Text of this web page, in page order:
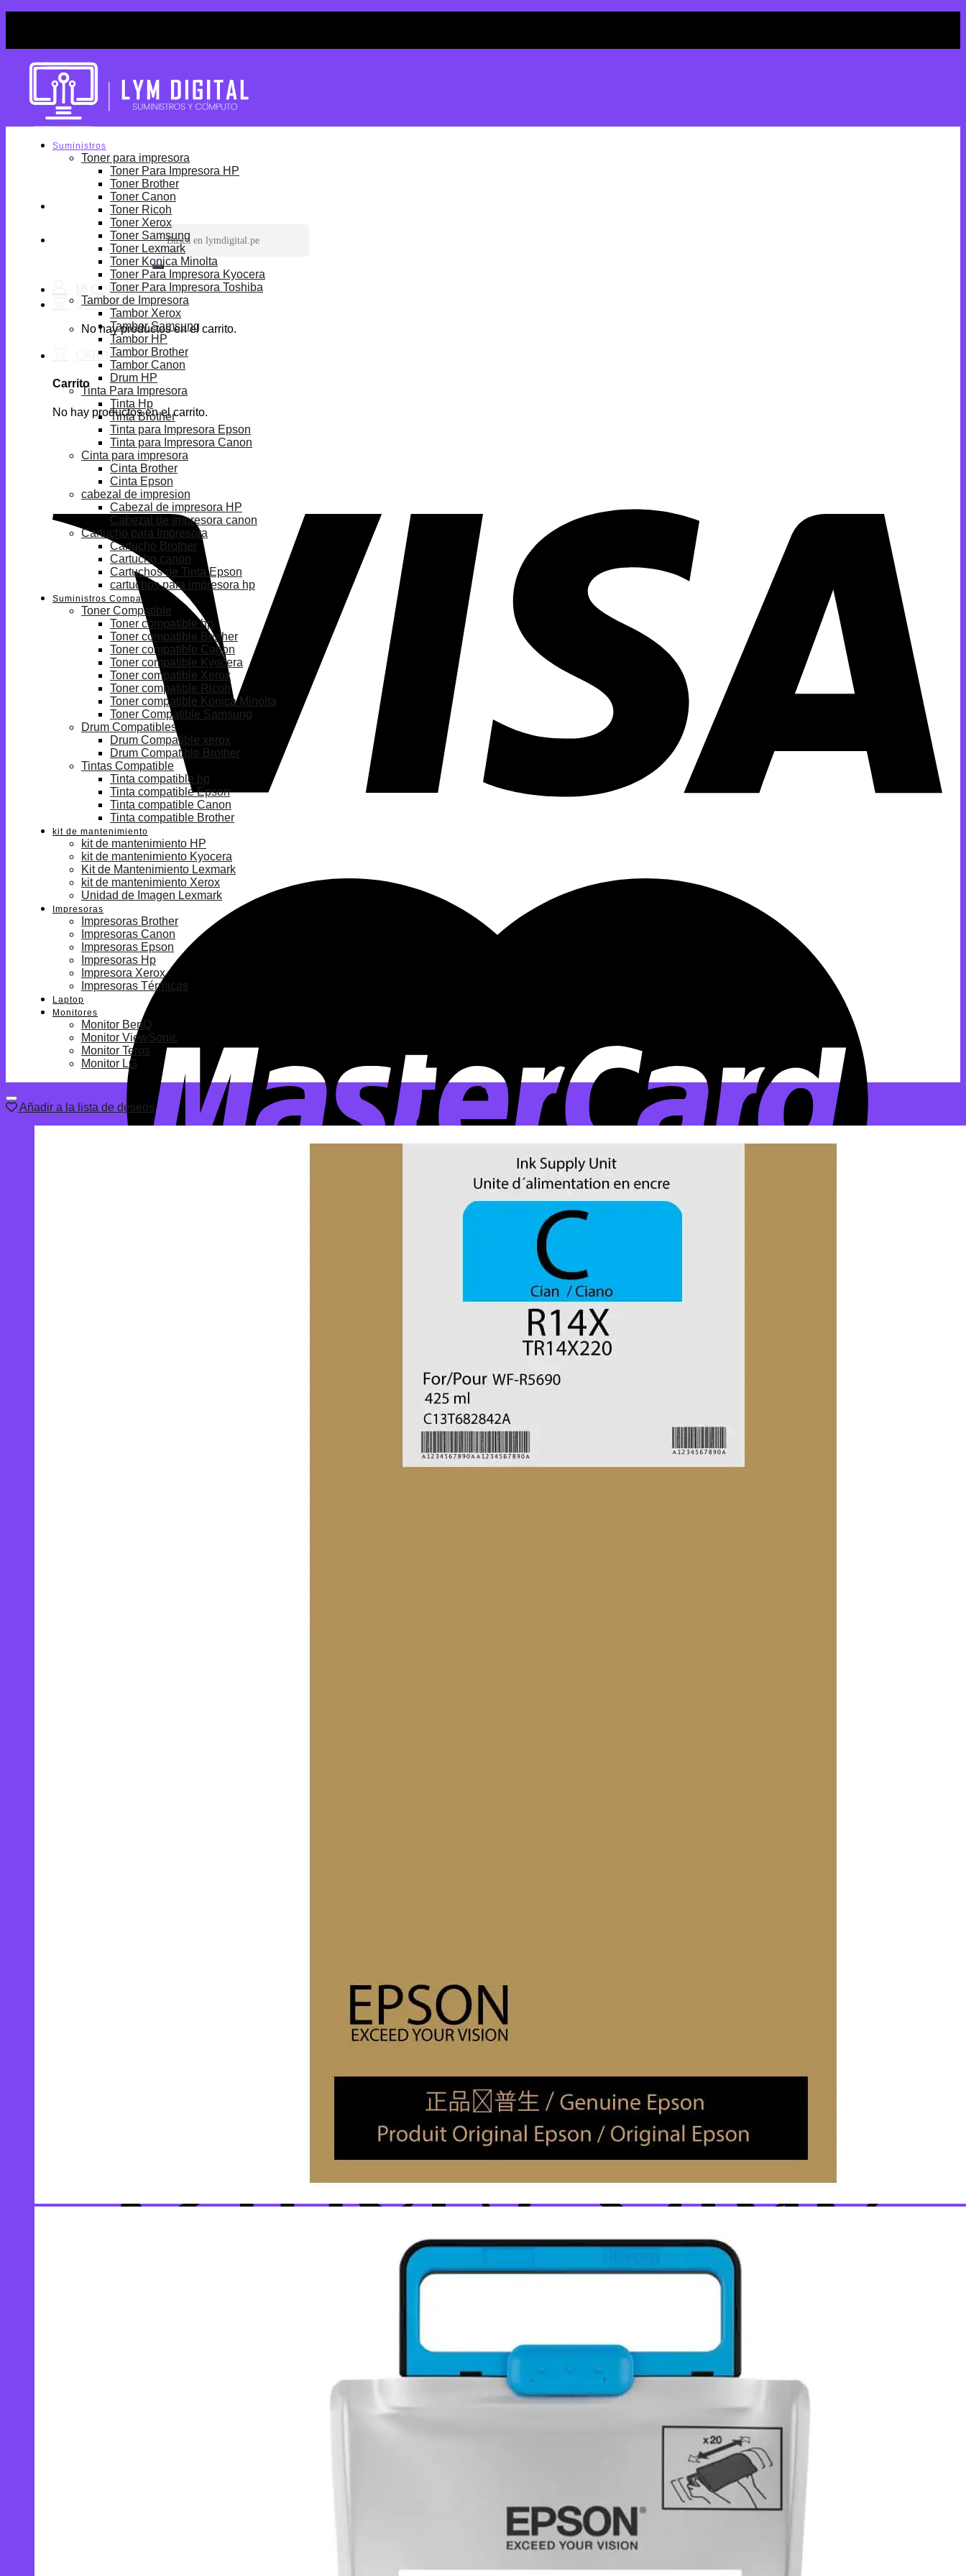
Buscar
por:
No hay productos en el carrito.
Carrito
No hay productos en el carrito.
Suministros
Toner para impresora
Toner Para Impresora HP
Toner Brother
Toner Canon
Toner Ricoh
Toner Xerox
Toner Samsung
Toner Lexmark
Toner Konica Minolta
Toner Para Impresora Kyocera
Toner Para Impresora Toshiba
Tambor de Impresora
Tambor Xerox
Tambor Samsung
Tambor HP
Tambor Brother
Tambor Canon
Drum HP
Tinta Para Impresora
Tinta Hp
Tinta Brother
Tinta para Impresora Epson
Tinta para Impresora Canon
Cinta para impresora
Cinta Brother
Cinta Epson
cabezal de impresion
Cabezal de impresora HP
Cabezal de impresora canon
Cartucho para Impresora
Cartucho Brother
Cartucho canon
Cartuchos de Tinta Epson
cartuchos para impresora hp
Suministros Compatibles
Toner Compatible
Toner compatible hp
Toner compatible Brother
Toner compatible Canon
Toner compatible Kyocera
Toner compatible Xerox
Toner compatible Ricoh
Toner compatible Konica Minolta
Toner Compatible Samsung
Drum Compatibles
Drum Compatible xerox
Drum Compatible Brother
Tintas Compatible
Tinta compatible hp
Tinta compatible Epson
Tinta compatible Canon
Tinta compatible Brother
kit de mantenimiento
kit de mantenimiento HP
kit de mantenimiento Kyocera
Kit de Mantenimiento Lexmark
kit de mantenimiento Xerox
Unidad de Imagen Lexmark
Impresoras
Impresoras Brother
Impresoras Canon
Impresoras Epson
Impresoras Hp
Impresora Xerox
Impresoras Térmicas
Laptop
Monitores
Monitor BenQ
Monitor ViewSonic
Monitor Teros
Monitor LG
Añadir a la lista de deseos